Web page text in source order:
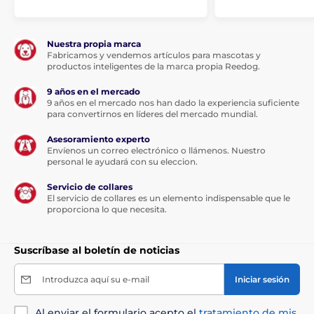
Esta cinta multiposición será su
amor...
en cualquier dirección, pero ni siquiera un
movimiento brusco le quitará el control de la cinta.
Pasee sin preocupaciones y disfrute de una sensación
Nuestra propia marca
Fabricamos y vendemos artículos para mascotas y
productos inteligentes de la marca propia Reedog.
9 años en el mercado
9 años en el mercado nos han dado la experiencia suficiente
para convertirnos en líderes del mercado mundial.
Asesoramiento experto
Envíenos un correo electrónico o llámenos. Nuestro
personal le ayudará con su eleccion.
Servicio de collares
El servicio de collares es un elemento indispensable que le
proporciona lo que necesita.
Suscríbase al boletín de noticias
Introduzca aquí su e-mail Iniciar sesión